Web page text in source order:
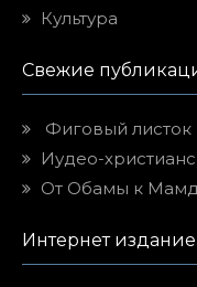
Культура
Свежие
Фиговый листок
Иудео-
От Обамы к
Интернет издание